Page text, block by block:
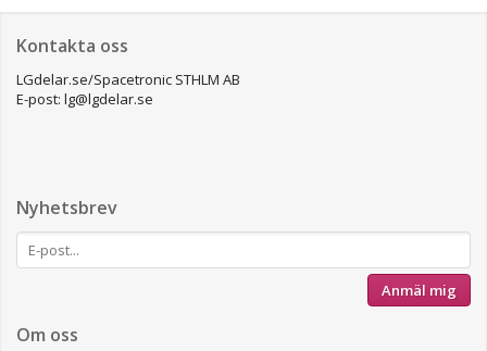
Kontakta oss
LGdelar.se/Spacetronic STHLM AB
E-post: lg@lgdelar.se
Nyhetsbrev
Anmäl mig
Om oss